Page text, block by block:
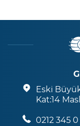
Eski
Kat:14
0212 345